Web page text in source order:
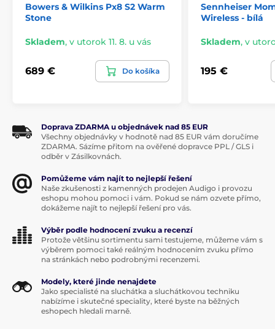
Bowers & Wilkins Px8 S2 Warm
Stone
Skladem, v utorok 11. 8. u vás
689 € Do košíka
Sennheiser
Wireless - bílá
Skladem, v
195 €
Doprava ZDARMA u objednávek nad 85 EUR
Všechny objednávky v hodnotě nad 85 EUR vám doručíme
ZDARMA. Sázíme přitom na ověřené dopravce PPL / GLS i
odběr v Zásilkovnách.
Pomůžeme vám najít to nejlepší řešení
Naše zkušenosti z kamenných prodejen Audigo i provozu
eshopu mohou pomoci i vám. Pokud se nám ozvete přímo,
dokážeme najít to nejlepší řešení pro vás.
Výběr podle hodnocení zvuku a recenzí
Protože většinu sortimentu sami testujeme, můžeme vám s
výběrem pomoci také reálným hodnocením zvuku přímo
na stránkách nebo podrobnými recenzemi.
Modely, které jinde nenajdete
Jako specialisté na sluchátka a sluchátkovou techniku
nabízíme i skutečné speciality, které byste na běžných
eshopech hledali marně.